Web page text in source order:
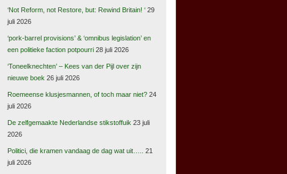
‘Not Reform, not Restore, but: Rewind Britain! ‘ 29
juli 2026
‘pork-barrel provisions’ & ‘omnibus legislation’ en
een politieke faction potpourri 28 juli 2026
‘Toneelknechten’ – Kees van der Pijl over zijn
nieuwe boek 26 juli 2026
Roemeense klusjesmannen, of toch maar niet? 24
juli 2026
De zelfgemaakte Nederlandse stikstoffuik 23 juli
2026
Politici, die kramen vandaag de dag wat uit…..
21
juli 2026